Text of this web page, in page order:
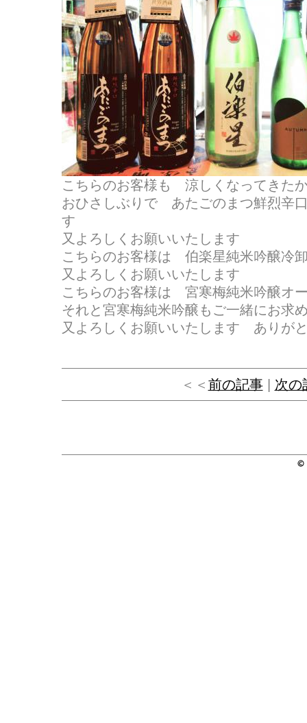
こちらのお客様も 涼しくなってきた
おひさしぶりで あたごのまつ鮮烈辛
す
又よろしくお願いいたします
こちらのお客様は 伯楽星純米吟醸冷
又よろしくお願いいたします
こちらのお客様は 宮寒梅純米吟醸オ
それと宮寒梅純米吟醸もご一緒にお求
又よろしくお願いいたします ありが
＜＜ 前の記事| 次の